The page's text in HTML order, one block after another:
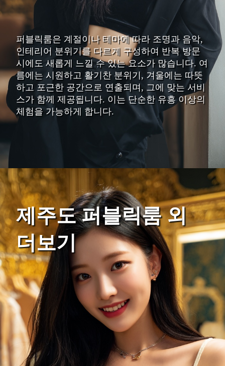
퍼블릭룸은 계절이나 테마에 따라 조명과 음악,
인테리어 분위기를 다르게 구성하여 반복 방문
시에도 새롭게 느낄 수 있는 요소가 많습니다. 여
름에는 시원하고 활기찬 분위기, 겨울에는 따뜻
하고 포근한 공간으로 연출되며, 그에 맞는 서비
스가 함께 제공됩니다. 이는 단순한 유흥 이상의
체험을 가능하게 합니다.
제주도 퍼블릭룸 외
더보기